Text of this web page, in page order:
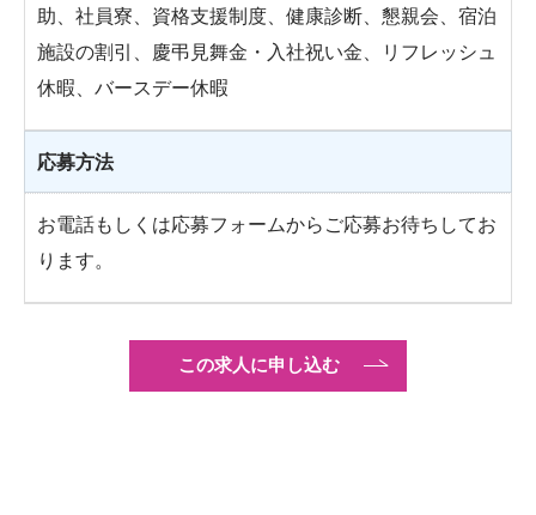
助、社員寮、資格支援制度、健康診断、懇親会、宿泊
施設の割引、慶弔見舞金・入社祝い金、リフレッシュ
休暇、バースデー休暇
応募方法
お電話もしくは応募フォームからご応募お待ちしてお
ります。
この求人に申し込む